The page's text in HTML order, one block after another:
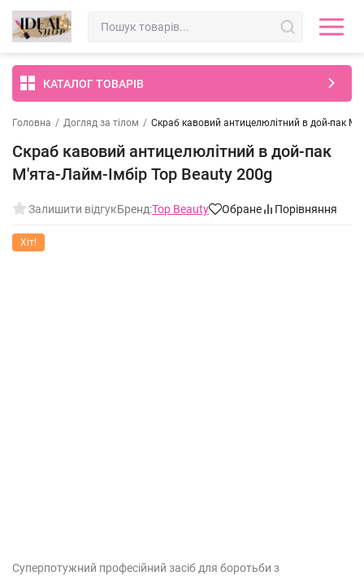
КАТАЛОГ ТОВАРІВ
Головна / Догляд за тілом / Скраб кавовий антицелюлітний в дой-пак
Скраб кавовий антицелюлітний в дой-пак
М'ята-Лайм-Імбір Top Beauty 200g
Залишити відгукБренд:Top Beauty Обране Порівняння
Хіт!
Суперпотужний професійний засіб для боротьби з